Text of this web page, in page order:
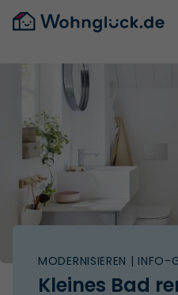
MODERNISIEREN | INFO-
Kleines Bad